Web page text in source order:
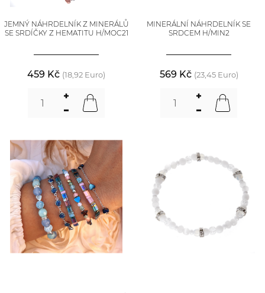
JEMNÝ NÁHRDELNÍK Z MINERÁLŮ
SE SRDÍČKY Z HEMATITU H/MOC21
459 Kč (18,92 Euro)
MINERÁLNÍ NÁHRDELNÍK SE
SRDCEM H/MIN2
569 Kč (23,45 Euro)